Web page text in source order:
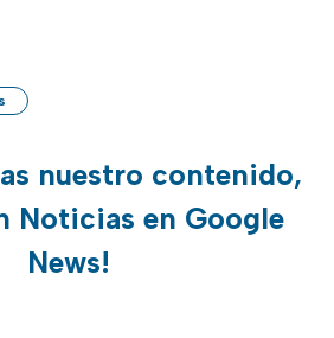
nuestro contenido,
Noticias en Google
News!